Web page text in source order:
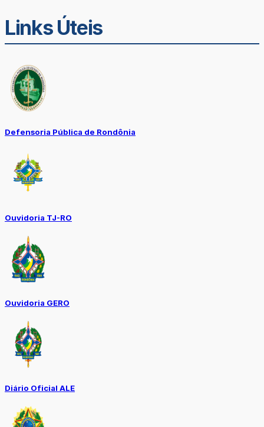
Links Úteis
Defensoria Pública de Rondônia
Ouvidoria TJ-RO
Ouvidoria GERO
Diário Oficial ALE